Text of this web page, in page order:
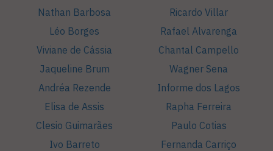
Nathan Barbosa
Léo Borges
Viviane de Cássia
Jaqueline Brum
Andréa Rezende
Elisa de Assis
Clesio Guimarães
Ivo Barreto
Ricardo Villar
Rafael Alvarenga
Chantal Campello
Wagner Sena
Informe dos Lagos
Rapha Ferreira
Paulo Cotias
Fernanda Carriço